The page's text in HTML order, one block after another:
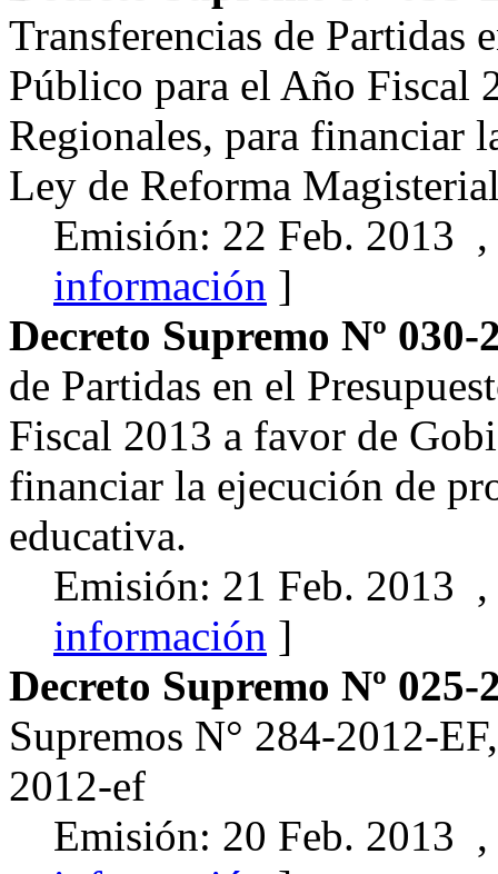
Transferencias de Partidas
Público para el Año Fiscal
Regionales, para financiar
Ley de Reforma
Emisión: 22 Feb. 2013
información ]
Decreto Supremo Nº 030-
de Partidas en el
Fiscal 2013 a favor de
financiar la ejecución de
educativa.
Emisión: 21 Feb. 2013
información ]
Decreto Supremo Nº 025-
Supremos N° 284-2012-
2012-ef
Emisión: 20 Feb. 2013